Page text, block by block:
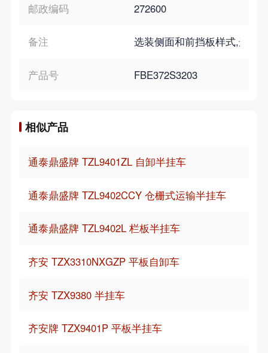
邮政编码 272600
备注 选装侧面和前挡板样式,选装
产品号 FBE372S3203
相似产品
通泰鼎盛牌 TZL9401ZL 自卸半挂车
通泰鼎盛牌 TZL9402CCY 仓栅式运输半挂车
通泰鼎盛牌 TZL9402L 栏板半挂车
齐安 TZX3310NXGZP 平板自卸车
齐安 TZX9380 半挂车
齐安牌 TZX9401P 平板半挂车